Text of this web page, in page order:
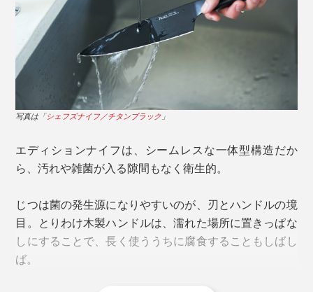
写真は「シェフズナイフ／チタンブラック」
刃渡りが20cm と長いので、白菜やキャベツなどの大き
な野菜をカットしやすく、一度に大量のみじん切りをし
ズ感です。
やや幅広で長めに設計したハンドルは、握りやすく、手
の中で滑りにくい形状に。指を添えやすい、流れるよう
なカーブも特徴です。
写真は「シェフズナイフ／チタンブラック 」
エディションナイフは、シームレスな一体型構造だか
ら、汚れや雑菌が入る隙間もなく衛生的。
じつは菌の発生源になりやすいのが、刃とハンドルの境
目。とりわけ木製ハンドルは、濡れた場所に置きっぱな
しにすることで、長く使ううちに腐食することもしばし
ば。